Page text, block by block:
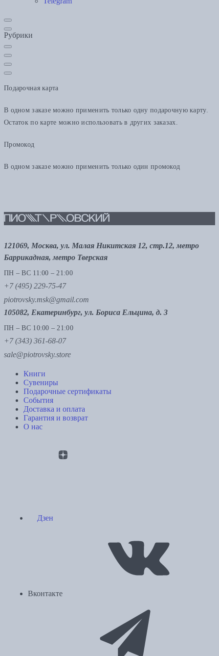
Рубрики
Подарочная карта
В одном заказе можно применить только одну подарочную карту.
Остаток по карте можно использовать в других заказах.
Промокод
В одном заказе можно применить только один промокод
121069, Москва, ул. Малая Никитская 12, стр.12, метро
Баррикадная, метро Тверская
ПН – ВС 11:00 – 21:00
+7 (495) 229-75-47
piotrovsky.msk@gmail.com
105082, Екатеринбург, ул. Бориса Ельцина, д. 3
ПН – ВС 10:00 – 21:00
+7 (343) 361-68-07
sale@piotrovsky.store
Книги
Сувениры
Подарочные сертификаты
События
Доставка и оплата
Гарантия и возврат
О нас
Дзен
Вконтакте